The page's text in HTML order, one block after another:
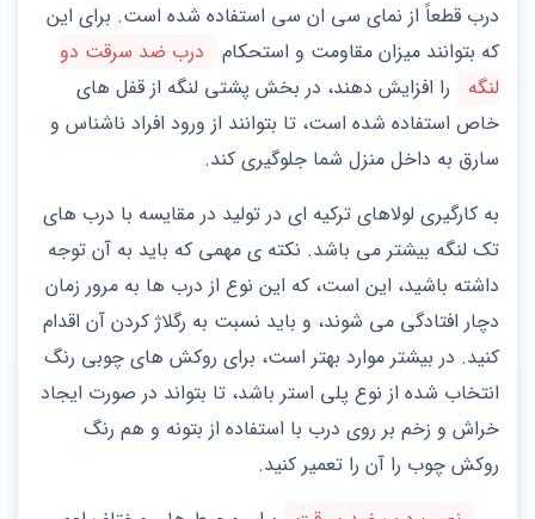
درب قطعاً از نمای سی ان سی استفاده شده است. برای این
که بتوانند میزان مقاومت و استحکام
درب ضد سرقت دو
لنگه
را افزایش دهند، در بخش پشتی لنگه از قفل های
خاص استفاده شده است، تا بتوانند از ورود افراد ناشناس و
سارق به داخل منزل شما جلوگیری کند.
به کارگیری لولاهای ترکیه ای در تولید در مقایسه با درب های
تک لنگه بیشتر می باشد. نکته ی مهمی که باید به آن توجه
داشته باشید، این است، که این نوع از درب ها به مرور زمان
دچار افتادگی می شوند، و باید نسبت به رگلاژ کردن آن اقدام
کنید. در بیشتر موارد بهتر است، برای روکش های چوبی رنگ
انتخاب شده از نوع پلی استر باشد، تا بتواند در صورت ایجاد
خراش و زخم بر روی درب با استفاده از بتونه و هم رنگ
روکش چوب را آن را تعمیر کنید.